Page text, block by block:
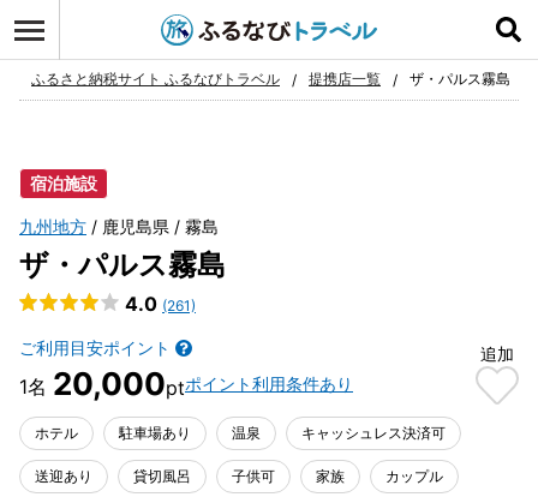
お気に入り
ふるさと納税サイト ふるなびトラベル 提携店一覧 ザ・パルス霧島
宿泊施設
九州地方 鹿児島県 霧島
ザ・パルス霧島
4.0 (261)
ご利用目安ポイント
20,000 ポイント利用条件あり
追加
ホテル 駐車場あり 温泉 キャッシュレス決済可
送迎あり 貸切風呂 子供可 家族 カップル